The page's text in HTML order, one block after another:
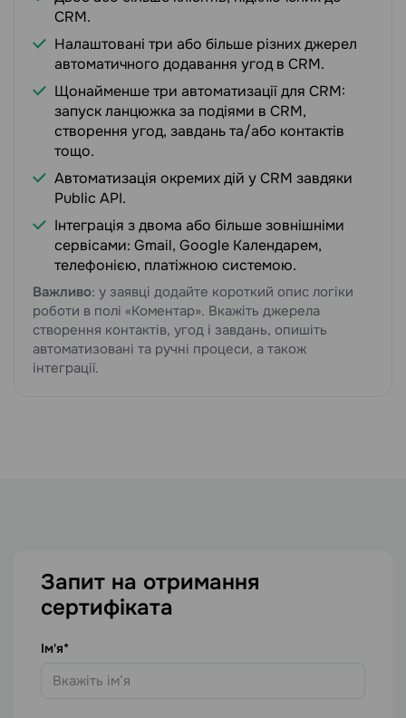
CRM.
Налаштовані три або більше різних джерел
автоматичного додавання угод в CRM.
Щонайменше три автоматизації для CRM:
запуск ланцюжка за подіями в CRM,
створення угод, завдань та/або контактів
тощо.
Автоматизація окремих дій у CRM завдяки
Public API.
Інтеграція з двома або більше зовнішніми
сервісами: Gmail, Google Календарем,
телефонією, платіжною системою.
Важливо: у заявці додайте короткий опис логіки
роботи в полі «Коментар». Вкажіть джерела
створення контактів, угод і завдань, опишіть
автоматизовані та ручні процеси, а також
інтеграції.
Запит на отримання
сертифіката
Ім'я